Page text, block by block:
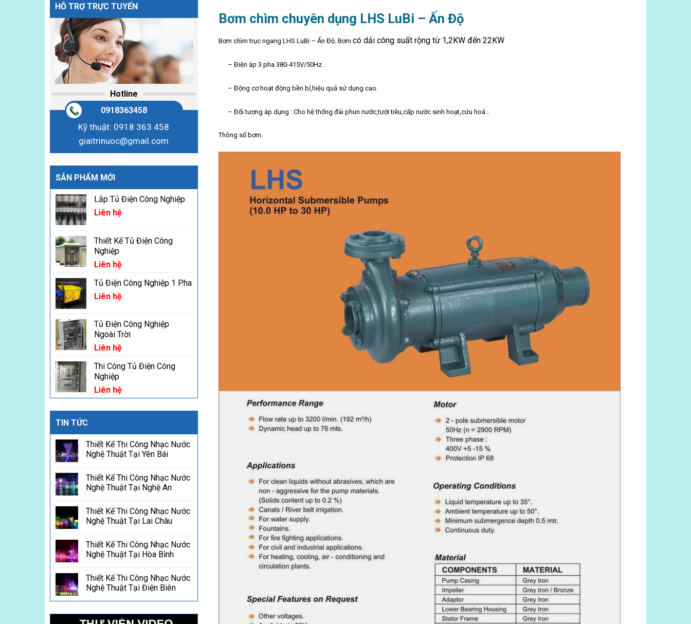
Bơm chìm chuyên dụng LHS LuBi – Ấn Độ
Bơm chìm trục ngang LHS LuBi – Ấn Độ. Bơm có dải công suất rộng từ 1,2KW đến 22KW
– Điện áp 3 pha 380-415V/50Hz .
– Động cơ hoạt động bền bỉ,hiệu quả sử dụng cao.
– Đối tượng áp dụng : Cho hệ thống đài phun nước,tưới tiêu,cấp nước sinh hoạt,cứu hoả…
Thông số bơm.
HỖ TRỢ TRỰC TUYẾN
Hotline
0918363458
Kỹ thuật: 0918 363 458
giaitrinuoc@gmail.com
SẢN PHẨM MỚI
Lắp Tủ Điện Công Nghiệp
Liên hệ
Thiết Kế Tủ Điện Công
Nghiệp
Liên hệ
Tủ Điện Công Nghiệp 1 Pha
Liên hệ
Tủ Điện Công Nghiệp
Ngoài Trời
Liên hệ
Thi Công Tủ Điện Công
Nghiệp
Liên hệ
TIN TỨC
Thiết Kế Thi Công Nhạc Nước
Nghệ Thuật Tại Yên Bái
Thiết Kế Thi Công Nhạc Nước
Nghệ Thuật Tại Nghệ An
Thiết Kế Thi Công Nhạc Nước
Nghệ Thuật Tại Lai Châu
Thiết Kế Thi Công Nhạc Nước
Nghệ Thuật Tại Hòa Bình
Thiết Kế Thi Công Nhạc Nước
Nghệ Thuật Tại Điện Biên